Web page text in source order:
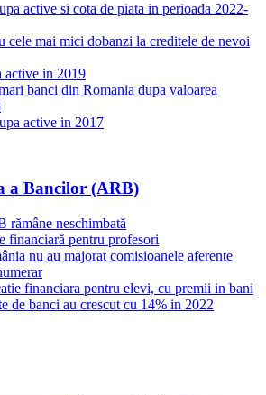
active si cota de piata in perioada 2022-
cele mai mici dobanzi la creditele de nevoi
active in 2019
banci din Romania dupa valoarea
active in 2017
a Bancilor (ARB)
rămâne neschimbată
financiară pentru profesori
nu au majorat comisioanele aferente
financiara pentru elevi, cu premii in bani
de banci au crescut cu 14% in 2022